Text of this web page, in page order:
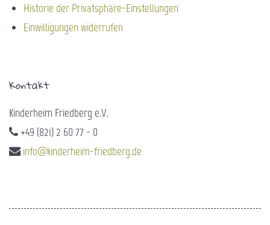
Historie der Privatsphäre-Einstellungen
Einwilligungen widerrufen
Kontakt
Kinderheim Friedberg e.V.
+49 (821) 2 60 77 - 0
info@kinderheim-friedberg.de